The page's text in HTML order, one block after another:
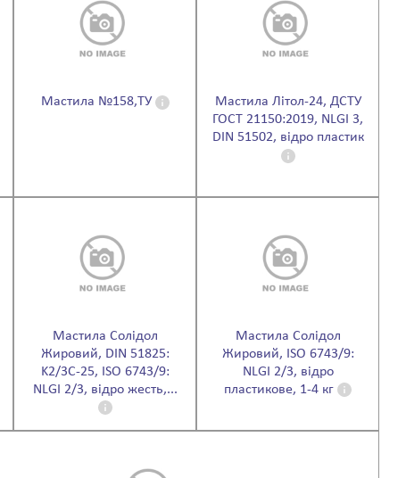
Мастила №158,ТУ
Мастила Літол-24, ДСТУ
ГОСТ 21150:2019, NLGI 3,
DIN 51502, відро пластик
Мастила Солідол
Жировий, DIN 51825:
K2/3C-25, ISO 6743/9:
NLGI 2/3, відро жесть,...
Мастила Солідол
Жировий, ISO 6743/9:
NLGI 2/3, відро
пластикове, 1-4 кг